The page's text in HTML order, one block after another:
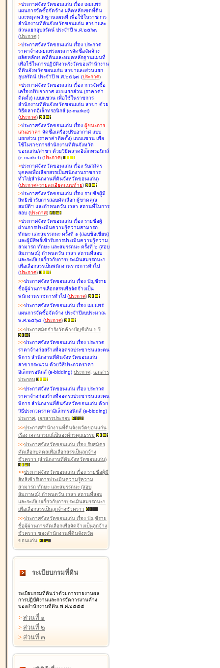
>ประกาศจังหวัดขอนแก่น เรื่อง เผยแพร่
แผนการจัดซื้อจัดจ้าง ผลิตหลักเขตที่ดิน
และหมุดหลักฐานแผนที่ เพื่อใช้ในราชการ
สำนักงานที่ดินจังหวัดขอนแก่น สาขาและ
ส่วนแยกอุบลรัตน์ ประจำปี พ.ศ.๒๕๖๗
(ประกาศ )
>ประกาศจังหวัดขอนแก่น เรื่อง ประกวด
ราคาจ้างเผยแพร่แผนการจัดซื้อจัดจ้าง
ผลิตหลักเขตที่ดินและหมุดหลักฐานแผนที่
เพื่อใช้ในการปฏิบัติงานรังวัดของสำนักงาน
ที่ดินจังหวัดขอนแก่น สาขาและส่วนแยก
อุบลรัตน์ ประจำปี พ.ศ.๒๕๖๗ (ประกาศ)
>ประกาศจังหวัดขอนแก่น เรื่อง การจัดซื้อ
เครื่องปรับอากาศ แบบแยกส่วน (ราคาค่า
ติดตั้ง) แบบแขวน เพื่อใช้ในราชการ
สำนักงานที่ดินจังหวัดขอนแก่น สาขา ด้วย
วิธีตลาดอิเล็กทรอนิกส์ (e-market)
(ประกาศ)
>ประกาศจังหวัดขอนแก่น เรื่อง ผู้ชนะการ
เสนอราคา จัดซื้อเครื่องปรับอากาศ แบบ
แยกส่วน (ราคาค่าติดตั้ง) แบบแขวน เพื่อ
ใช้ในราชการสำนักงานที่ดินจังหวัด
ขอนแก่น/สาขา ด้วยวิธีตลาดอิเล็กทรอนิกส์
(e-market) (ประกาศ)
>ประกาศจังหวัดขอนแก่น เรื่อง รับสมัคร
บุคคลเพื่อเลือกสรรเป็นพนักงานราชการ
ทั่วไป(สำนักงานที่ดินจังหวัดขอนแก่น)
(ประกาศ+รายละเอียดแนบท้าย)
>ประกาศจังหวัดขอนแก่น เรื่อง รายชื่อผู้มี
สิทธิเข้ารับการสอบคัดเลือก ผู้ขาดคุณ
สมบัติฯ และกำหนดวัน เวลา สถานที่ในการ
สอบ (ประกาศ)
>ประกาศจังหวัดขอนแก่น เรื่อง รายชื่อผู้
ผ่านการประเมินความรู้ความสามารถ
ทักษะ และสมรรถนะ ครั้งที่ ๑ (สอบข้อเขียน)
และผู้มีสิทธิ์เข้ารับการประเมินความรู้ความ
สามารถ ทักษะ และสมรรถนะ ครั้งที่ ๒ (สอบ
สัมภาษณ์) กำหนดวัน เวลา สถานที่สอบ
และระเบียบเกี่ยวกับการประเมินสมรรถนะฯ
เพื่อเลือกสรรเป็นพนักงานราชการทั่วไป
(ประกาศ)
>>ประกาศจังหวัดขอนแก่น เรื่อง บัญชีราย
ชื่อผู้ผ่านการเลือกสรรเพื่อจัดจ้างเป็น
พนักงานราชการทั่วไป (ประกาศ)
>>ประกาศจังหวัดขอนแก่น เรื่อง เผยแพร่
แผนการจัดซื้อจัดจ้าง ประจำปีงบประมาณ
พ.ศ.๒๕๖๘ (ประกาศ)
>>ประกาศมัดจำรังวัดค้างบัญชีเกิน 5 ปี
>>ประกาศจังหวัดขอนแก่น เรื่อง ประกวด
ราคาจ้างก่อสร้างที่จอดรถประชาชนและคน
พิการ สำนักงานที่ดินจังหวัดขอนแก่น
สาขากระนวน ด้วยวิธีประกวดราคา
อิเล็กทรอนิกส์ (e-bidding) ประกาศ, เอกสาร
ประกอบ
>>ประกาศจังหวัดขอนแก่น เรื่อง ประกวด
ราคาจ้างก่อสร้างที่จอดรถประชาชนและคน
พิการ สำนักงานที่ดินจังหวัดขอนแก่น ด้วย
วิธีประกวดราคาอิเล็กทรอนิกส์ (e-bidding)
ประกาศ, เอกสารประกอบ
>>ประกาศสำนักงานที่ดินจังหวัดขอนแก่น
เรื่อง เจตนารมณ์เป็นองค์กรคุณธรรม
>>ประกาศจังหวัดขอนแก่น เรื่อง รับสมัคร
คัดเลือกบุคคลเพื่อเลือกสรรเป็นลูกจ้าง
ชั่วคราว (สำนักงานที่ดินจังหวัดขอนแก่น)
>>ประกาศจังหวัดขอนแก่น เรื่อง รายชื่อผู้มี
สิทธิเข้ารับการประเมินความรู้ความ
สามารถ ทักษะ และสมรรถนะ (สอบ
สัมภาษณ์) กำหนดวัน เวลา สถานที่สอบ
และระเบียบเกี่ยวกับการประเมินสมรรถนะฯ
เพื่อเลือกสรรเป็นลูกจ้างชั่วคราว
>>ประกาศจังหวัดขอนแก่น เรื่อง บัญชีราย
ชื่อผู้ผ่านการคัดเลือกเพื่อจัดจ้างเป็นลูกจ้าง
ชั่วคราว ของสำนักงานที่ดินจังหวัด
ขอนแก่น
ระเบียบกรมที่ดิน
ระเบียบกรมที่ดินว่าด้วยการรายงานผล
การปฏิบัติงานและการจัดการงานค้าง
ของสำนักงานที่ดิน พ.ศ.๒๕๕๕
> ส่วนที่ ๑
> ส่วนที่ ๒
> ส่วนที่ ๓